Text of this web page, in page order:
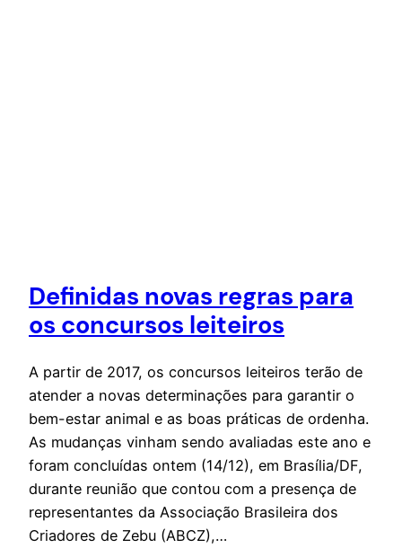
Definidas novas regras para
os concursos leiteiros
A partir de 2017, os concursos leiteiros terão de
atender a novas determinações para garantir o
bem-estar animal e as boas práticas de ordenha.
As mudanças vinham sendo avaliadas este ano e
foram concluídas ontem (14/12), em Brasília/DF,
durante reunião que contou com a presença de
representantes da Associação Brasileira dos
Criadores de Zebu (ABCZ),…